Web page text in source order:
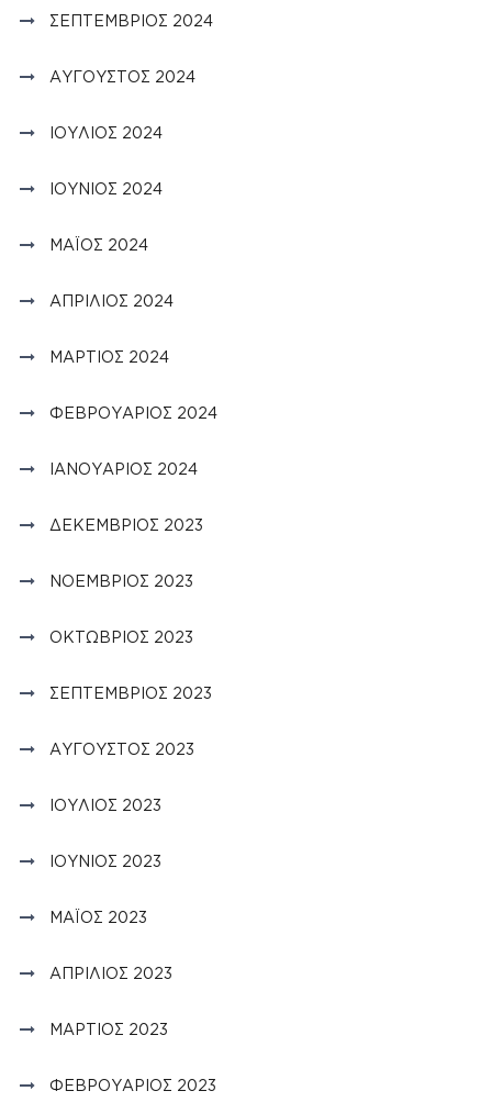
ΣΕΠΤΈΜΒΡΙΟΣ 2024
ΑΎΓΟΥΣΤΟΣ 2024
ΙΟΎΛΙΟΣ 2024
ΙΟΎΝΙΟΣ 2024
ΜΆΙΟΣ 2024
ΑΠΡΊΛΙΟΣ 2024
ΜΆΡΤΙΟΣ 2024
ΦΕΒΡΟΥΆΡΙΟΣ 2024
ΙΑΝΟΥΆΡΙΟΣ 2024
ΔΕΚΈΜΒΡΙΟΣ 2023
ΝΟΈΜΒΡΙΟΣ 2023
ΟΚΤΏΒΡΙΟΣ 2023
ΣΕΠΤΈΜΒΡΙΟΣ 2023
ΑΎΓΟΥΣΤΟΣ 2023
ΙΟΎΛΙΟΣ 2023
ΙΟΎΝΙΟΣ 2023
ΜΆΙΟΣ 2023
ΑΠΡΊΛΙΟΣ 2023
ΜΆΡΤΙΟΣ 2023
ΦΕΒΡΟΥΆΡΙΟΣ 2023